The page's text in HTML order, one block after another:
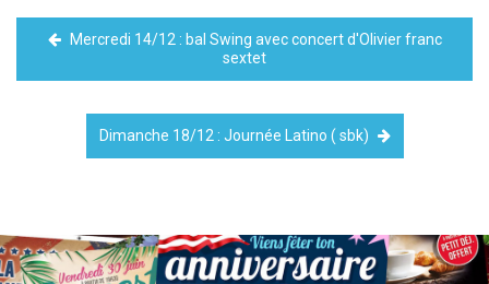
Mercredi 14/12 : bal Swing avec concert d'Olivier franc
sextet
Dimanche 18/12 : Journée Latino ( sbk)